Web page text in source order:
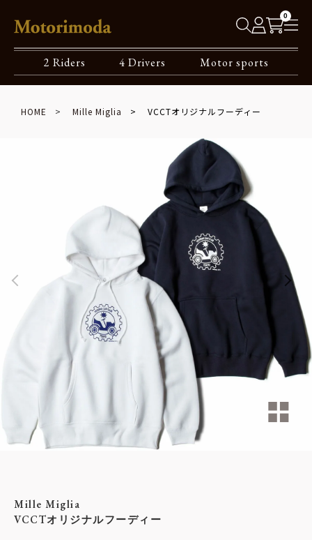
0
2 Riders 4 Drivers Motor sports
HOME Mille Miglia VCCTオリジナルフーディー
Mille Miglia
VCCTオリジナルフーディー